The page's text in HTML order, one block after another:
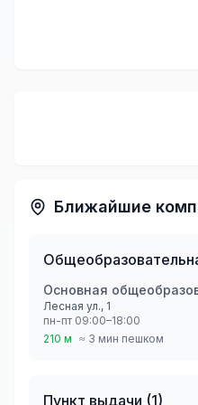
Ближайшие
Основная
Лесная ул., 1
пн-пт 09:00–18:00
210 м ≈ 3 мин пешком
Пункт выдачи (1)